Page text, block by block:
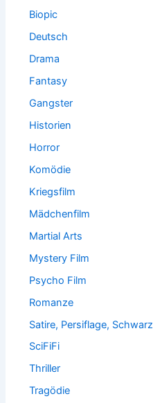
Biopic
Deutsch
Drama
Fantasy
Gangster
Historien
Horror
Komödie
Kriegsfilm
Mädchenfilm
Martial Arts
Mystery Film
Psycho Film
Romanze
Satire, Persiflage, Schwarz
SciFiFi
Thriller
Tragödie